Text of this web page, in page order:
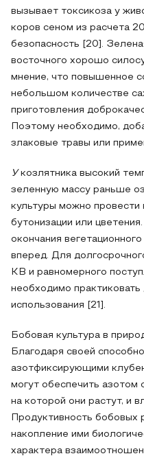
вызывает токсикоза у
коров сеном из расчета
безопасность [20].
восточного хорошо
мнение, что повышенное
небольшом количестве
приготовления
Поэтому необходимо,
злаковые травы или
У козлятника высокий
зеленную массу раньше
культуры можно провести
бутонизации или
окончания
вперед. Для
КВ и равномерного
необходимо
использования [21].
Бобовая культура в
Благодаря своей
азотфиксирующими
могут обеспечить азотом
на которой они растут, и
Продуктивность бобовых
накопление ими
характера